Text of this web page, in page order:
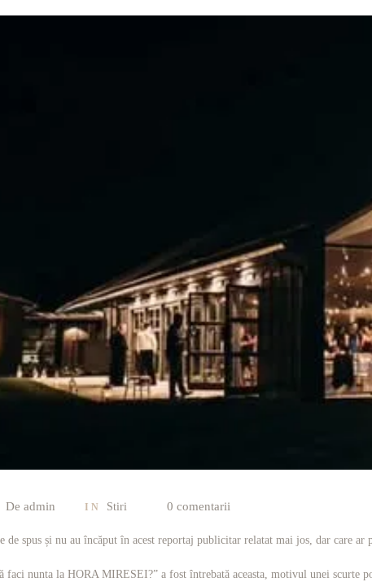
De admin IN Stiri 0 comentarii
spus și nu au încăput în acest reportaj publicitar relatat mai jos, dar care ar
nunta la HORA MIRESEI?” a fost întrebată aceasta, motivul unei scurte